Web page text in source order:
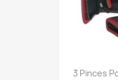
3 Pinces